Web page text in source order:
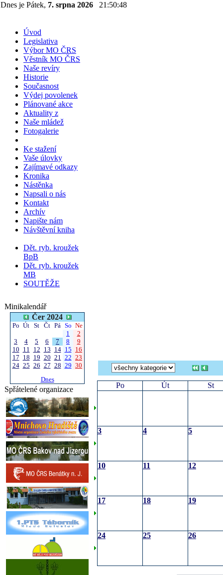
Dnes je Pátek, 7. srpna 2026 21:50:49
Úvod
Legislativa
Výbor MO ČRS
Věstník MO ČRS
Naše revíry
Historie
Současnost
Výdej povolenek
Plánované akce
Aktuality z
Naše mládež
Fotogalerie
Ke stažení
Vaše úlovky
Zajímavé odkazy
Kronika
Nástěnka
Napsali o nás
Kontakt
Archív
Napište nám
Návštěvní kniha
Dět. ryb. kroužek
BpB
Dět. ryb. kroužek
MB
SOUTĚŽE
Minikalendář
Čer 2024
Po Út St Čt Pá So Ne
1
2
3
4 5 6 7 8
9
10 11 12 13 14 15 16
17 18 19 20 21 22 23
24 25 26 27 28 29 30
Dnes
Spřátelené organizace Po Út St
3 4 5
10 11 12
17 18 19
24 25 26